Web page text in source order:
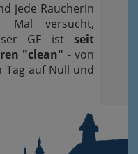
jede Raucherin
versucht,
GF ist seit
"clean" - von
Tag auf Null und